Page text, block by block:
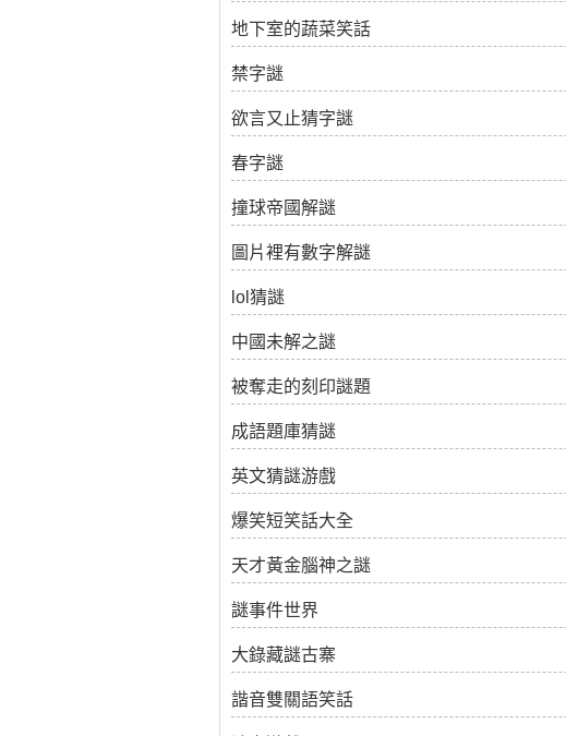
地下室的蔬菜笑話
禁字謎
欲言又止猜字謎
春字謎
撞球帝國解謎
圖片裡有數字解謎
lol猜謎
中國未解之謎
被奪走的刻印謎題
成語題庫猜謎
英文猜謎游戲
爆笑短笑話大全
天才黃金腦神之謎
謎事件世界
大錄藏謎古寨
諧音雙關語笑話